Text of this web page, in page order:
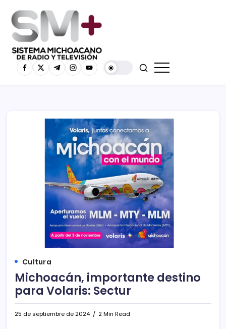
Cultura
Michoacán, importante destino
para Volaris: Sectur
25 de septiembre de 2024 2 Min Read